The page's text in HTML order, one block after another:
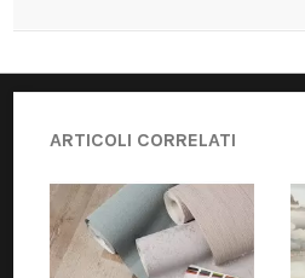
ARTICOLI CORRELATI